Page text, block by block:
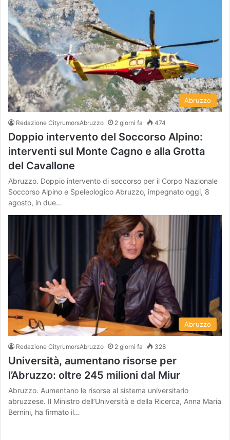
Abruzzo
Redazione CityrumorsAbruzzo 2 giorni fa 474
Doppio intervento del Soccorso Alpino:
interventi sul Monte Cagno e alla Grotta
del Cavallone
Abruzzo. Doppio intervento di soccorso per il Corpo Nazionale
Soccorso Alpino e Speleologico Abruzzo, impegnato oggi, 8
agosto, in due…
Abruzzo
Redazione CityrumorsAbruzzo 2 giorni fa 328
Università, aumentano risorse per
l’Abruzzo: oltre 245 milioni dal Miur
Abruzzo. Aumentano le risorse al sistema universitario
abruzzese. Il Ministro dell’Università e della Ricerca, Anna Maria
Bernini, ha firmato il…